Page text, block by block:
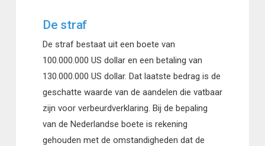
De straf
De straf bestaat uit een boete van
100.000.000 US dollar en een betaling van
130.000.000 US dollar. Dat laatste bedrag is de
geschatte waarde van de aandelen die vatbaar
zijn voor verbeurdverklaring. Bij de bepaling
van de Nederlandse boete is rekening
gehouden met de omstandigheden dat de